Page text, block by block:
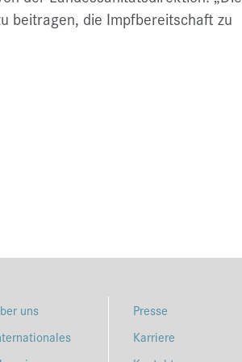
beitragen, die Impfbereitschaft zu
uns
Presse
Karriere